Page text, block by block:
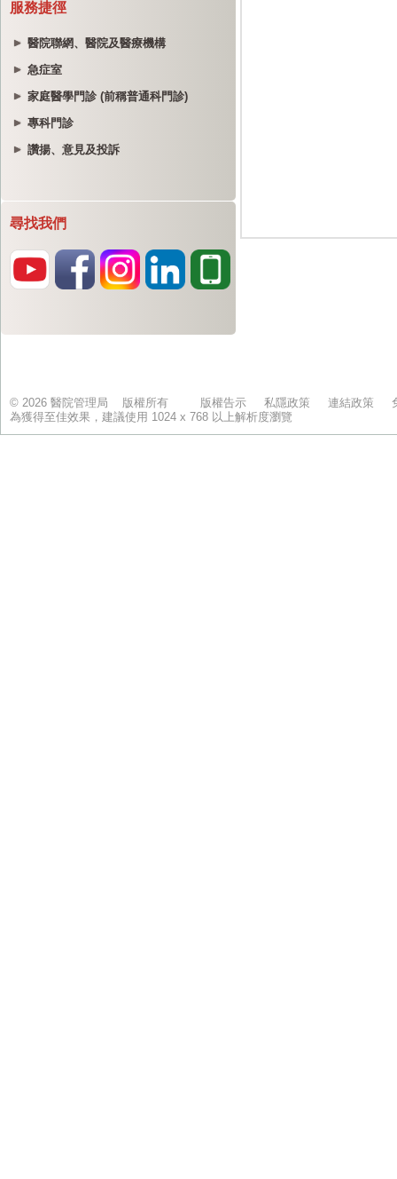
服務捷徑
醫院聯網、醫院及醫療機構
急症室
家庭醫學門診 (前稱普通科門診)
專科門診
讚揚、意見及投訴
尋找我們
© 2026 醫院管理局 版權所有 版權告示 私隱政策 連結政策
為獲得至佳效果，建議使用 1024 x 768 以上解析度瀏覽